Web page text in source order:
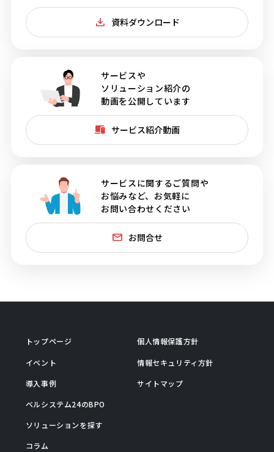
資料ダウンロード
サービスや
ソリューション紹介の
動画を公開しています
サービス紹介動画
サービスに関するご質問や
お悩みなど、お気軽に
お問い合わせください
お問合せ
トップページ
イベント
導入事例
ベルシステム24のBPO
ソリューションを探す
コラム
個人情報保護方針
情報セキュリティ方針
サイトマップ